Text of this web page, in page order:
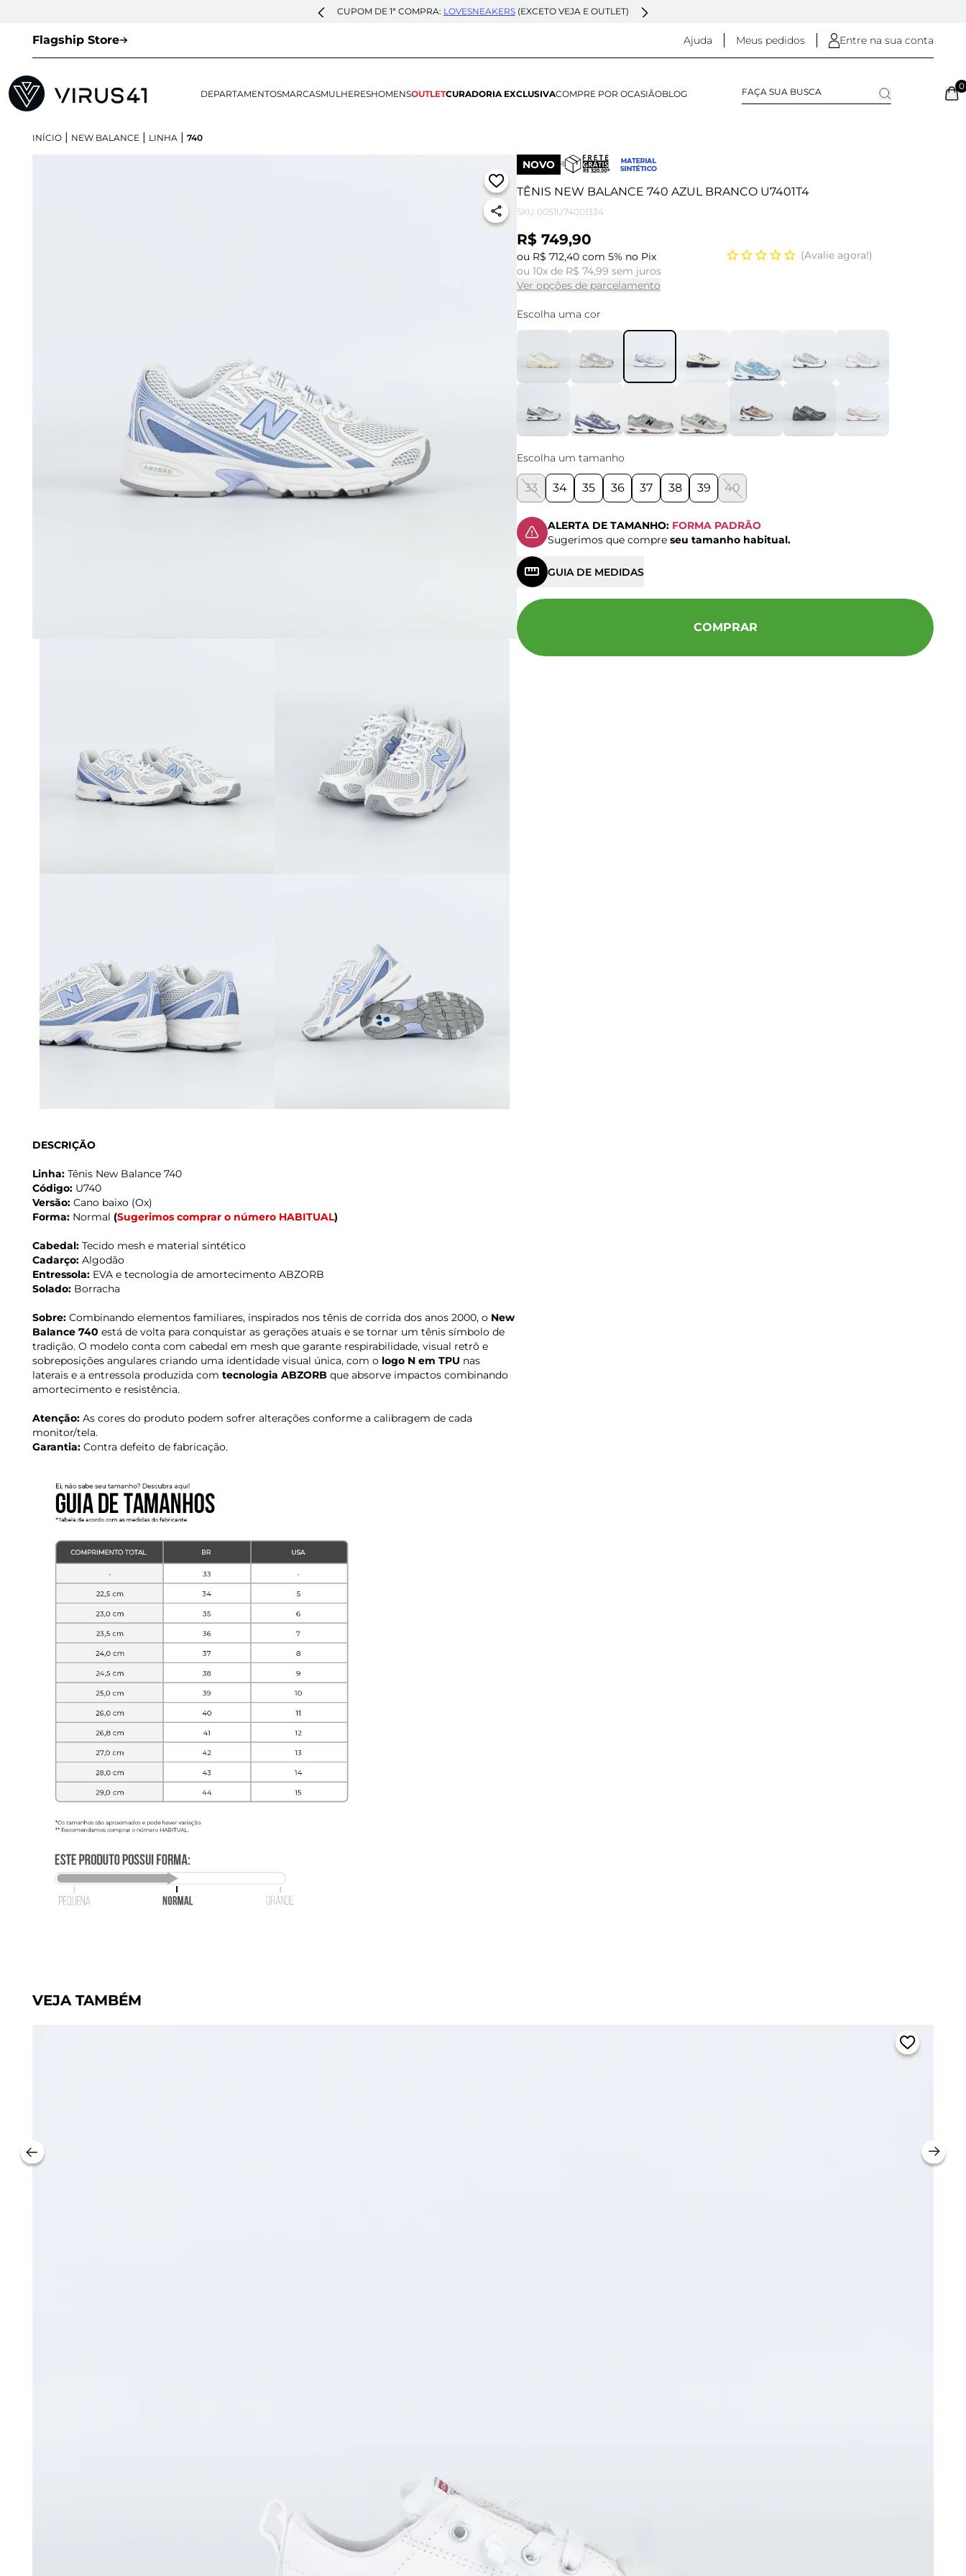
CUPOM DE 1ª COMPRA: LOVESNEAKERS (EXCETO VEJA E OUTLET)
Flagship Store Ajuda Meus pedidos Entre na sua conta
DEPARTAMENTOSMARCASMULHERESHOMENSOUTLETCURADORIA EXCLUSIVACOMPRE POR OCASIÃOBLOG
0
INÍCIO | NEW BALANCE | LINHA | 740
DESCRIÇÃO
Linha: Tênis New Balance 740
Código: U740
Versão: Cano baixo (Ox)
Forma: Normal (Sugerimos comprar o número HABITUAL)
Cabedal: Tecido mesh e material sintético
Cadarço: Algodão
Entressola: EVA e tecnologia de amortecimento ABZORB
Solado: Borracha
Sobre: Combinando elementos familiares, inspirados nos tênis de corrida dos anos 2000, o New
Balance 740 está de volta para conquistar as gerações atuais e se tornar um tênis símbolo de
tradição. O modelo conta com cabedal em mesh que garante respirabilidade, visual retrô e
sobreposições angulares criando uma identidade visual única, com o logo N em TPU nas
laterais e a entressola produzida com tecnologia ABZORB que absorve impactos combinando
amortecimento e resistência.
Atenção: As cores do produto podem sofrer alterações conforme a calibragem de cada
monitor/tela.
Garantia: Contra defeito de fabricação.
NOVO
TÊNIS NEW BALANCE 740 AZUL BRANCO U7401T4
SKU 0051U74001334
R$ 749,90
ou R$ 712,40 com 5% no Pix
ou 10x de R$ 74,99 sem juros
Ver opções de parcelamento
Avalie agora!
Escolha uma cor
Escolha um tamanho
33 34 35 36 37 38 39 40
ALERTA DE TAMANHO: FORMA PADRÃO
Sugerimos que compre seu tamanho habitual.
GUIA DE MEDIDAS
COMPRAR
VEJA TAMBÉM